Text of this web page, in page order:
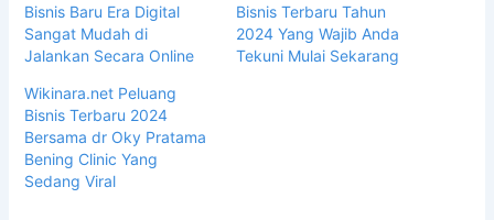
Bisnis Baru Era Digital
Sangat Mudah di
Jalankan Secara Online
Bisnis Terbaru Tahun
2024 Yang Wajib Anda
Tekuni Mulai Sekarang
Wikinara.net Peluang
Bisnis Terbaru 2024
Bersama dr Oky Pratama
Bening Clinic Yang
Sedang Viral